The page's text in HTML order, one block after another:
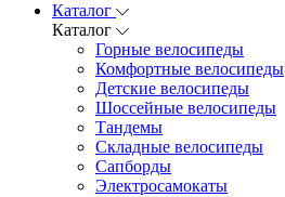
Каталог
Каталог
Горные велосипеды
Комфортные велосипеды
Детские велосипеды
Шоссейные велосипеды
Тандемы
Складные велосипеды
Сапборды
Электросамокаты